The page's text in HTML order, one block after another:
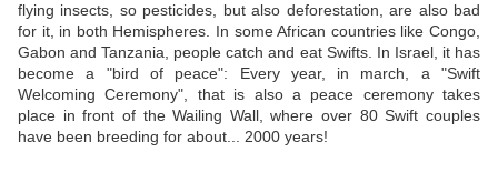
flying insects, so pesticides, but also deforestation, are also bad
for it, in both Hemispheres. In some African countries like Congo,
Gabon and Tanzania, people catch and eat Swifts. In Israel, it has
become a "bird of peace": Every year, in march, a "Swift
Welcoming Ceremony", that is also a peace ceremony takes
place in front of the Wailing Wall, where over 80 Swift couples
have been breeding for about... 2000 years!